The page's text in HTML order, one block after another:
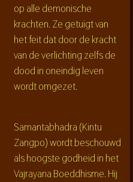
op alle demonische
krachten. Ze getuigt van
het feit dat door de kracht
van de verlichting zelfs de
dood in oneindig leven
wordt omgezet.
Samantabhadra (Kintu
Zangpo) wordt beschouwd
als hoogste godheid in het
Vajrayana Boeddhisme. Hij